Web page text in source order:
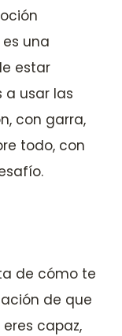
una
estar
a usar las
con garra,
todo, con
de cómo te
de que
capaz,